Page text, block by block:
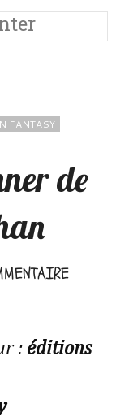
FANTASY
de
: éditions